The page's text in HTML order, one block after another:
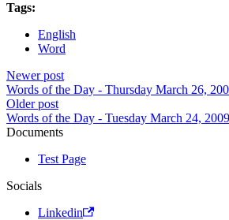
Tags:
English
Word
Newer post
Words of the Day - Thursday March 26,
Older post
Words of the Day - Tuesday March 24, 2009
Documents
Test Page
Socials
Linkedin